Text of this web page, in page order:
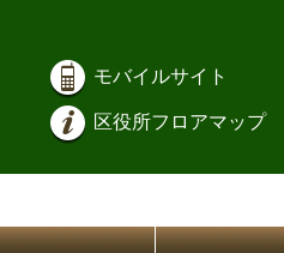
モバイルサイト
区役所フロアマップ